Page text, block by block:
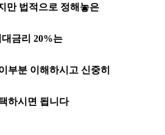
만 법적으로 정해놓은
대금리 20%는
부분 이해하시고 신중히
하시면 됩니다